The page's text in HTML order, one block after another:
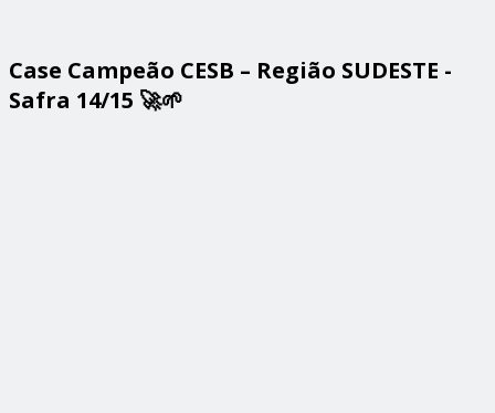
Case Campeão CESB – Região SUDESTE -
Safra 14/15 🚀🌱